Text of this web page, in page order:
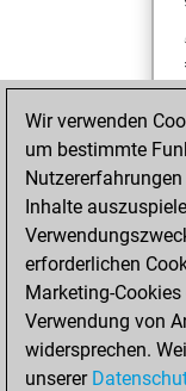
Wir verwenden
um bestimmte
Inhalte
erforderlichen
Marketing-
Verwendung von
widersprechen.
unserer